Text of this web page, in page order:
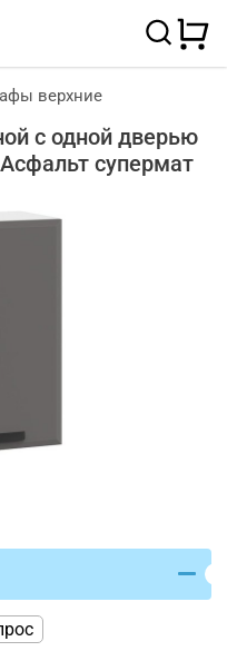
верхние
с одной дверью
супермат